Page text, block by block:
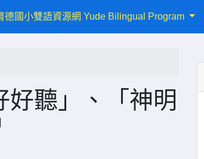
德國小雙語資源網 Yude Bilingual Program
聽」、「神明